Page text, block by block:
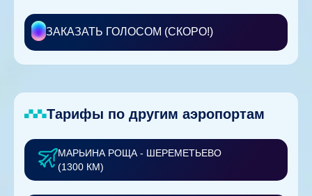
ЗАКАЗАТЬ ГОЛОСОМ (СКОРО!)
Тарифы по другим аэропортам
МАРЬИНА РОЩА - ШЕРЕМЕТЬЕВО
(1300 КМ)